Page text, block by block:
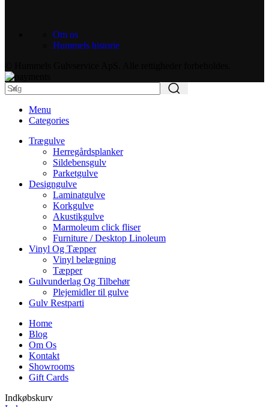
Om os
Hummels historie
Menu
Categories
Trægulve
Herregårdsplanker
Sildebensgulv
Parketgulve
Designgulve
Laminatgulve
Korkgulve
Akustikgulve
Marmoleum click fliser
Furniture / Desktop Linoleum
Vinyl Og Tæpper
Vinyl belægning
Tæpper
Gulvunderlag Og Tilbehør
Plejemidler til gulve
Gulv Restparti
Home
Blog
Om Os
Kontakt
Showrooms
Gift Cards
Indkøbskurv